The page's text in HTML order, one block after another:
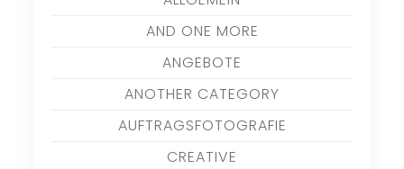
AND ONE MORE
ANGEBOTE
ANOTHER CATEGORY
AUFTRAGSFOTOGRAFIE
CREATIVE